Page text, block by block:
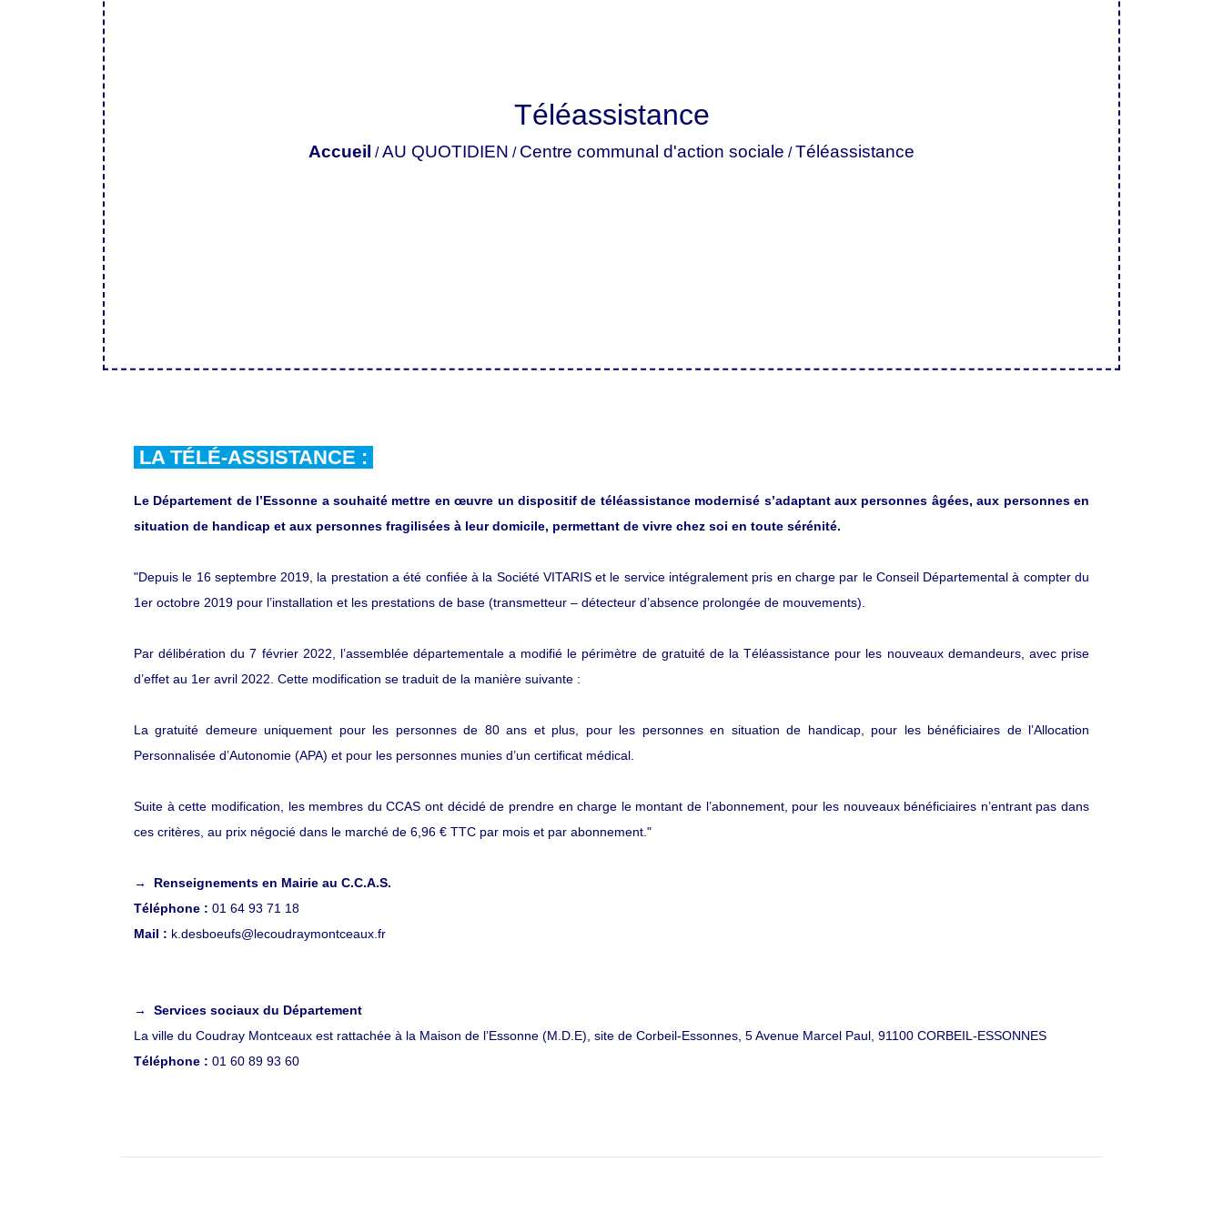
Téléassistance
Accueil /AU QUOTIDIEN / Centre communal d'action sociale /Téléassistance
LA TÉLÉ-ASSISTANCE :
Le Département de l’Essonne a souhaité mettre en œuvre un dispositif de téléassistance modernisé s’adaptant aux personnes âgées, aux personnes en
situation de handicap et aux personnes fragilisées à leur domicile, permettant de vivre chez soi en toute sérénité.
"Depuis le 16 septembre 2019, la prestation a été confiée à la Société VITARIS et le service intégralement pris en charge par le Conseil Départemental à compter du
1er octobre 2019 pour l’installation et les prestations de base (transmetteur – détecteur d’absence prolongée de mouvements).
Par délibération du 7 février 2022, l’assemblée départementale a modifié le périmètre de gratuité de la Téléassistance pour les nouveaux demandeurs, avec prise
d’effet au 1er avril 2022. Cette modification se traduit de la manière suivante :
La gratuité demeure uniquement pour les personnes de 80 ans et plus, pour les personnes en situation de handicap, pour les bénéficiaires de l’Allocation
Personnalisée d’Autonomie (APA) et pour les personnes munies d’un certificat médical.
Suite à cette modification, les membres du CCAS ont décidé de prendre en charge le montant de l’abonnement, pour les nouveaux bénéficiaires n’entrant pas dans
ces critères, au prix négocié dans le marché de 6,96 € TTC par mois et par abonnement."
→ Renseignements en Mairie au C.C.A.S.
Téléphone : 01 64 93 71 18
Mail : k.desboeufs@lecoudraymontceaux.fr
→ Services sociaux du Département
La ville du Coudray Montceaux est rattachée à la Maison de l’Essonne (M.D.E), site de Corbeil-Essonnes, 5 Avenue Marcel Paul, 91100 CORBEIL-ESSONNES
Téléphone : 01 60 89 93 60